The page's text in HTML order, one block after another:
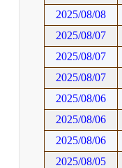
2025/08/08
2025/08/07
2025/08/07
2025/08/07
2025/08/06
2025/08/06
2025/08/06
2025/08/05